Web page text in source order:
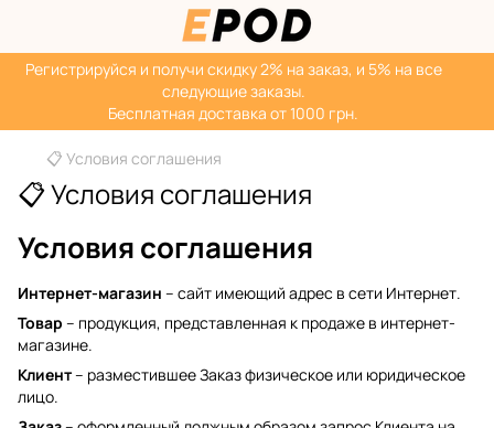
Регистрируйся‌ и получи скидку 2% на заказ, и 5% на все
следующие заказы.
Бесплатная доставка от 1000 грн.
📋 Условия соглашения
📋 Условия соглашения
Условия соглашения
Интернет-магазин – сайт имеющий адрес в сети Интернет.
Товар – продукция, представленная к продаже в интернет-
магазине.
Клиент– разместившее Заказ физическое или юридическое
лицо.